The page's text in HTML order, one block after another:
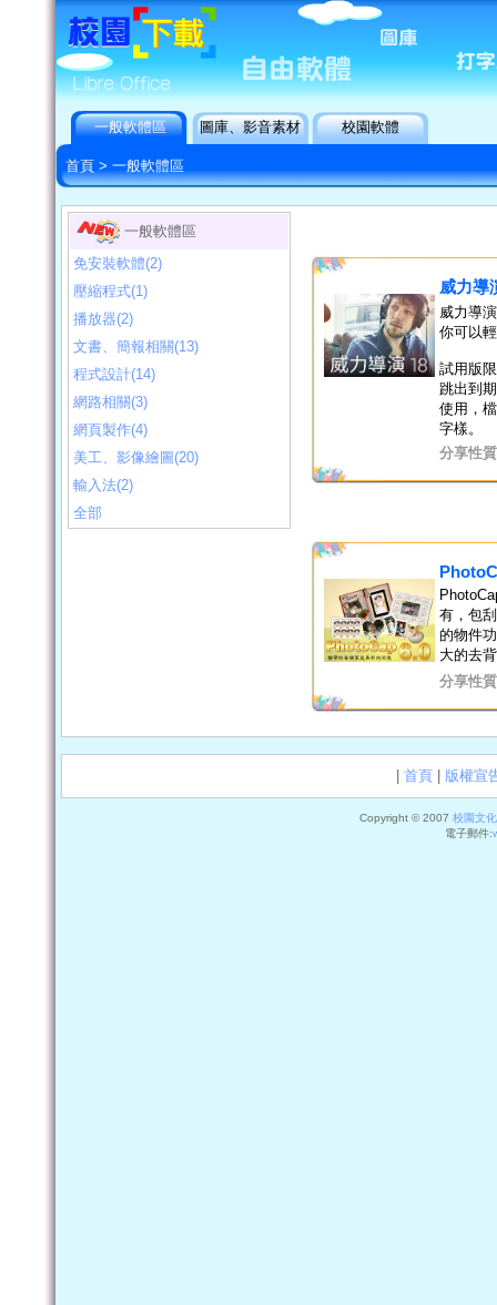
一般軟體區 圖庫、影音素材 校園軟體
首頁 > 一般軟體區
一般軟體區
免安裝軟體(2)
壓縮程式(1)
播放器(2)
文書、簡報相關(13)
程式設計(14)
網路相關(3)
網頁製作(4)
美工、影像繪圖(20)
輸入法(2)
全部
威力導
威力導
你可以
試用版
跳出到
使用，
字樣。
分享性
有，包
的物件
大的去
分享性
首頁 版權宣
Copyright © 2007 校園文
電子郵件: